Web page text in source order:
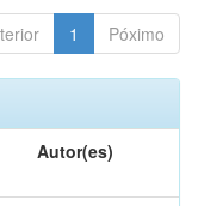
1 Póximo
Autor(es)